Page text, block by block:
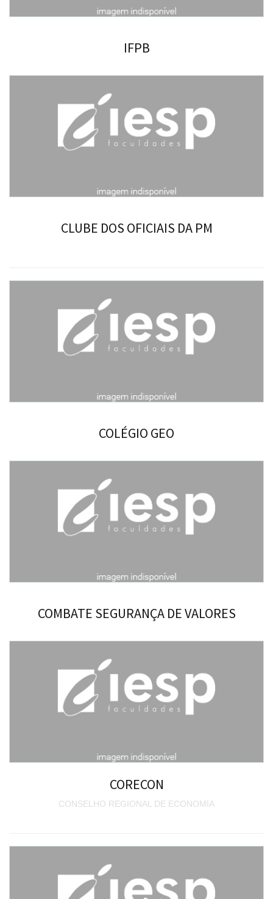
IFPB
CLUBE DOS OFICIAIS DA PM
COLÉGIO GEO
COMBATE SEGURANÇA DE VALORES
CORECON
CONSELHO REGIONAL DE ECONOMIA